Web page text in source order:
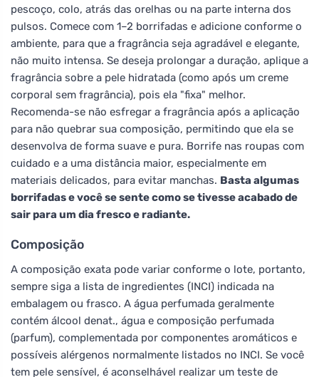
pescoço, colo, atrás das orelhas ou na parte interna dos
pulsos. Comece com 1–2 borrifadas e adicione conforme o
ambiente, para que a fragrância seja agradável e elegante,
não muito intensa. Se deseja prolongar a duração, aplique a
fragrância sobre a pele hidratada (como após um creme
corporal sem fragrância), pois ela "fixa" melhor.
Recomenda-se não esfregar a fragrância após a aplicação
para não quebrar sua composição, permitindo que ela se
desenvolva de forma suave e pura. Borrife nas roupas com
cuidado e a uma distância maior, especialmente em
materiais delicados, para evitar manchas. Basta algumas
borrifadas e você se sente como se tivesse acabado de
sair para um dia fresco e radiante.
Composição
A composição exata pode variar conforme o lote, portanto,
sempre siga a lista de ingredientes (INCI) indicada na
embalagem ou frasco. A água perfumada geralmente
contém álcool denat., água e composição perfumada
(parfum), complementada por componentes aromáticos e
possíveis alérgenos normalmente listados no INCI. Se você
tem pele sensível, é aconselhável realizar um teste de